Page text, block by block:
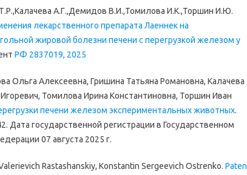
А.Г.,Демидов В.И.,Томилова И.К.,Торшин И.Ю.
лекарственного препарата Лаеннек на
жировой болезни печени с перегрузкой железом у
РФ 2837019, 2025
Ольга Алексеевна, Гришина Татьяна Романовна, Калачева
Томилова Ирина Константиновна, Торшин Иван
печени железом экспериментальных животных.
государственной регистрации в Государственном
07 августа 2025 г.
Rastashanskiy, Konstantin Sergeevich Ostrenko.